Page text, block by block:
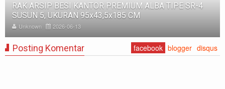
RAK ARSIP BESI KANTOR PREMIUM ALBA TIPE SR-4
SUSUN 5, UKURAN 95x43,5x185 CM
Unknown 2026-06-13
Posting Komentar facebook blogger disqus